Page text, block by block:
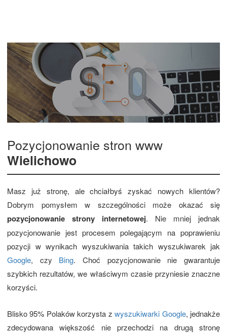
Pozycjonowanie stron www
Wielichowo
Masz już stronę, ale chciałbyś zyskać nowych klientów?
Dobrym pomysłem w szczególności może okazać się
pozycjonowanie strony internetowej. Nie mniej jednak
pozycjonowanie jest procesem polegającym na poprawieniu
pozycji w wynikach wyszukiwania takich wyszukiwarek jak
Google, czy Bing. Choć pozycjonowanie nie gwarantuje
szybkich rezultatów, we właściwym czasie przyniesie znaczne
korzyści.
Blisko 95% Polaków korzysta zwyszukiwarki Google, jednakże
zdecydowana większość nie przechodzi na drugą stronę